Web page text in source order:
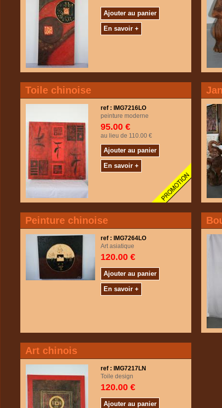
Ajouter au panier
En savoir +
Toile chinoise
ref : IMG7216LO
peinture moderne
95.00 €
au lieu de 110.00 €
Ajouter au panier
En savoir +
Peinture chinoise
ref : IMG7264LO
Art asiatique
120.00 €
Ajouter au panier
En savoir +
Art chinois
ref : IMG7217LN
Toile design
120.00 €
Ajouter au panier